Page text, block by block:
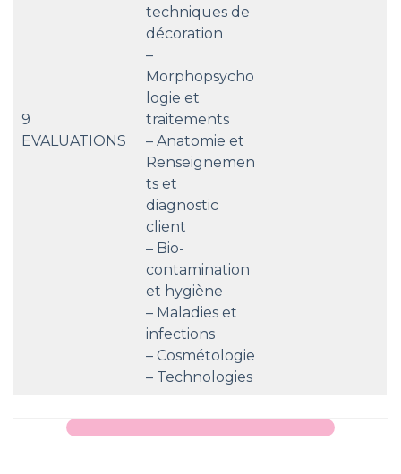
9
EVALUATIONS
techniques de
décoration
–
Morphopsycho
logie et
traitements
– Anatomie et
Renseignemen
ts et
diagnostic
client
– Bio-
contamination
et hygiène
– Maladies et
infections
– Cosmétologie
– Technologies